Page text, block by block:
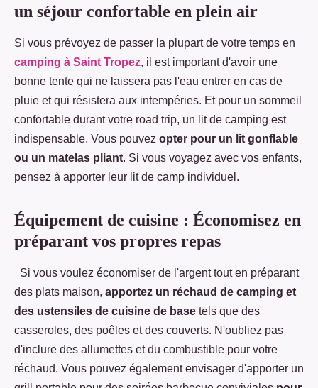
un séjour confortable en plein air
Si vous prévoyez de passer la plupart de votre temps en
camping à Saint Tropez, il est important d'avoir une
bonne tente qui ne laissera pas l'eau entrer en cas de
pluie et qui résistera aux intempéries. Et pour un sommeil
confortable durant votre road trip, un lit de camping est
indispensable. Vous pouvez opter pour un lit gonflable
ou un matelas pliant. Si vous voyagez avec vos enfants,
pensez à apporter leur lit de camp individuel.
Équipement de cuisine : Économisez en
préparant vos propres repas
Si vous voulez économiser de l'argent tout en préparant
des plats maison, apportez un réchaud de camping et
des ustensiles de cuisine de base tels que des
casseroles, des poêles et des couverts. N'oubliez pas
d'inclure des allumettes et du combustible pour votre
réchaud. Vous pouvez également envisager d'apporter un